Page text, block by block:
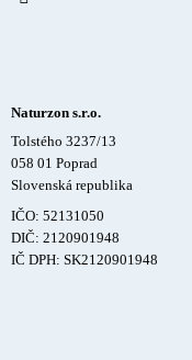
Naturzon s.r.o.
Tolstého 3237/13
058 01 Poprad
Slovenská republika
IČO: 52131050
DIČ: 2120901948
IČ DPH: SK2120901948